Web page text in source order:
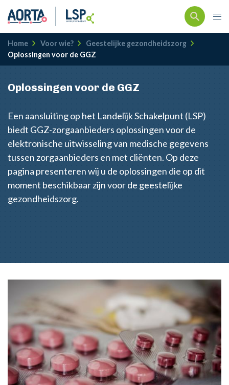
Kruimelpad
Home Voor wie?
Geestelijke gezondheidszorg
Oplossingen voor de GGZ
Oplossingen voor de GGZ
Een aansluiting op het Landelijk Schakelpunt (LSP)
biedt GGZ-zorgaanbieders oplossingen voor de
elektronische uitwisseling van medische gegevens
tussen zorgaanbieders en met cliënten. Op deze
pagina presenteren wij u de oplossingen die op dit
moment beschikbaar zijn voor de geestelijke
gezondheidszorg.